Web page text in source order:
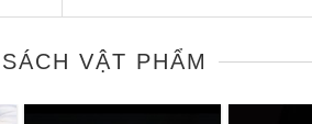
VẬT PHẨM